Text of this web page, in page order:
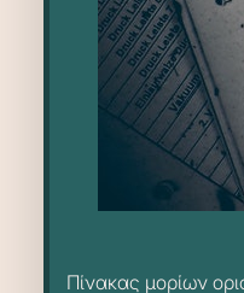
Πίνακας μορίων